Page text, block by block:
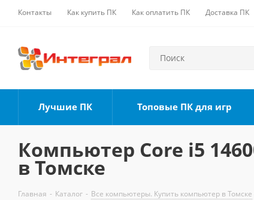
Контакты Как купить ПК Как оплатить ПК Доставка ПК
Лучшие ПК Топовые ПК для игр
Компьютер Core i5
в Томске
Главная - Каталог - Все компьютеры. Купить компьютер в Томске